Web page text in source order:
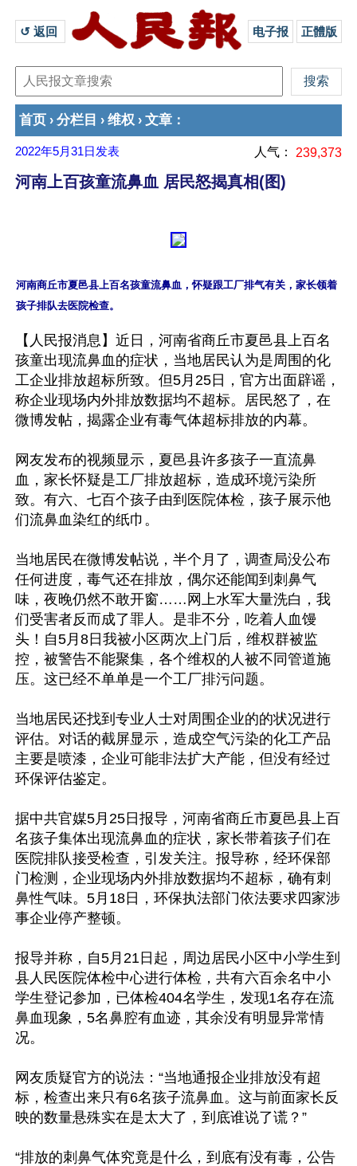
↺ 返回 电子报 正體版
首页 › 分栏目 › 维权 › 文章 ：
2022年5月31日 发表 人气： 239,373
河南上百孩童流鼻血 居民怒揭真相(图)
河南商丘市夏邑县上百名孩童流鼻血，怀疑跟工厂排气有关，家长领着
【人民报消息】近日，河南省商丘市夏邑县上百名
孩童出现流鼻血的症状，当地居民认为是周围的化
工企业排放超标所致。但5月25日，官方出面辟谣，
称企业现场内外排放数据均不超标。居民怒了，在
微博发帖，揭露企业有毒气体超标排放的内幕。
网友发布的视频显示，夏邑县许多孩子一直流鼻
血，家长怀疑是工厂排放超标，造成环境污染所
致。有六、七百个孩子由到医院体检，孩子展示他
们流鼻血染红的纸巾。
当地居民在微博发帖说，半个月了，调查局没公布
任何进度，毒气还在排放，偶尔还能闻到刺鼻气
味，夜晚仍然不敢开窗……网上水军大量洗白，我
们受害者反而成了罪人。是非不分，吃着人血馒
头！自5月8日我被小区两次上门后，维权群被监
控，被警告不能聚集，各个维权的人被不同管道施
压。这已经不单单是一个工厂排污问题。
当地居民还找到专业人士对周围企业的的状况进行
评估。对话的截屏显示，造成空气污染的化工产品
主要是喷漆，企业可能非法扩大产能，但没有经过
环保评估鉴定。
据中共官媒5月25日报导，河南省商丘市夏邑县上百
名孩子集体出现流鼻血的症状，家长带着孩子们在
医院排队接受检查，引发关注。报导称，经环保部
门检测，企业现场内外排放数据均不超标，确有刺
鼻性气味。5月18日，环保执法部门依法要求四家涉
事企业停产整顿。
报导并称，自5月21日起，周边居民小区中小学生到
县人民医院体检中心进行体检，共有六百余名中小
学生登记参加，已体检404名学生，发现1名存在流
鼻血现象，5名鼻腔有血迹，其余没有明显异常情
况。
网友质疑官方的说法：“当地通报企业排放没有超
标，检查出来只有6名孩子流鼻血。这与前面家长反
映的数量悬殊实在是太大了，到底谁说了谎？”
“排放的刺鼻气体究竟是什么，到底有没有毒，公告